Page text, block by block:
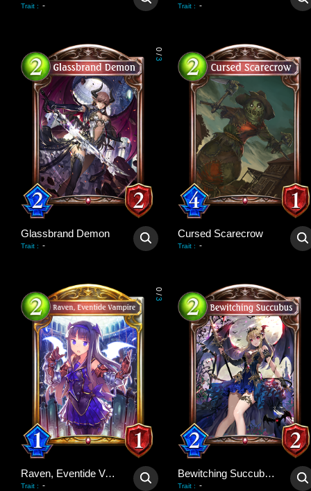
Trait : - Trait : -
0
/
3
Glassbrand Demon
Trait : -
Cursed Scarecrow
Trait : -
0
/
3
Raven, Eventide Vampire
Trait : -
Bewitching Succubus
Trait : -